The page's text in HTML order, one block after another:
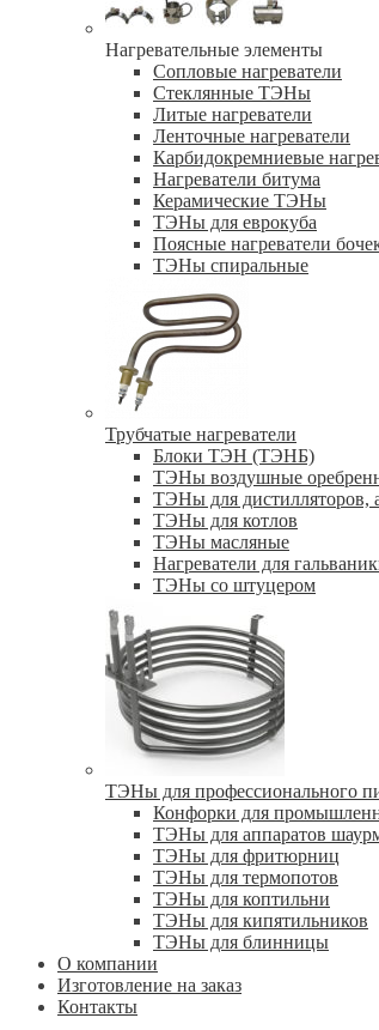
Нагревательные элементы
Сопловые нагреватели
Стеклянные ТЭНы
Литые нагреватели
Ленточные нагреватели
Карбидокремниевые
Нагреватели битума
Керамические ТЭНы
ТЭНы для еврокуба
Поясные нагреватели
ТЭНы спиральные
Трубчатые нагреватели
Блоки ТЭН (ТЭНБ)
ТЭНы воздушные
ТЭНы для дистилляторов,
ТЭНы для котлов
ТЭНы масляные
Нагреватели для
ТЭНы со штуцером
ТЭНы для профессионального
Конфорки для
ТЭНы для аппаратов
ТЭНы для фритюрниц
ТЭНы для термопотов
ТЭНы для коптильни
ТЭНы для кипятильников
ТЭНы для блинницы
О компании
Изготовление на заказ
Контакты